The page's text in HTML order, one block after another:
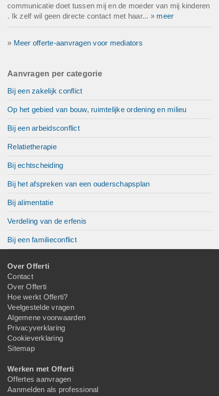
communicatie doet tussen mij en de moeder van mij kinderen
. Ik zelf wil geen directe contact met haar... » meer
» Meer offerte-aanvragen voor mediators
Aanvragen per categorie
Bij een zakelijk conflict
Op het gebied van bouw, ruimtelijke ordening en milieu
Bij een arbeidsconflict
Relatietherapie
Bij echtscheiding
Bij het afspreken van een ouderschapsplan
Bij alimentatie
Verdeling van de erfenis
Bij een familieconflict
Over Offerti
Contact
Over Offerti
Hoe werkt Offerti?
Veelgestelde vragen
Algemene voorwaarden
Privacyverklaring
Cookieverklaring
Sitemap
Werken met Offerti
Offertes aanvragen
Aanmelden als professional